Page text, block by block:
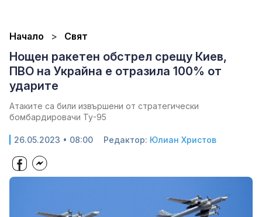
Начало Свят
Нощен ракетен обстрел срещу Киев,
ПВО на Украйна е отразила 100% от
ударите
Атаките са били извършени от стратегически
бомбардировачи Ту-95
26.05.2023 • 08:00 Редактор: Юлиан Христов